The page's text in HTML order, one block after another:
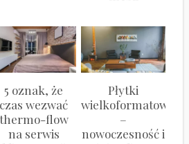
5 oznak, że
czas wezwać
thermo-flow
na serwis
Płytki
wielkoformatowe
–
nowoczesność i